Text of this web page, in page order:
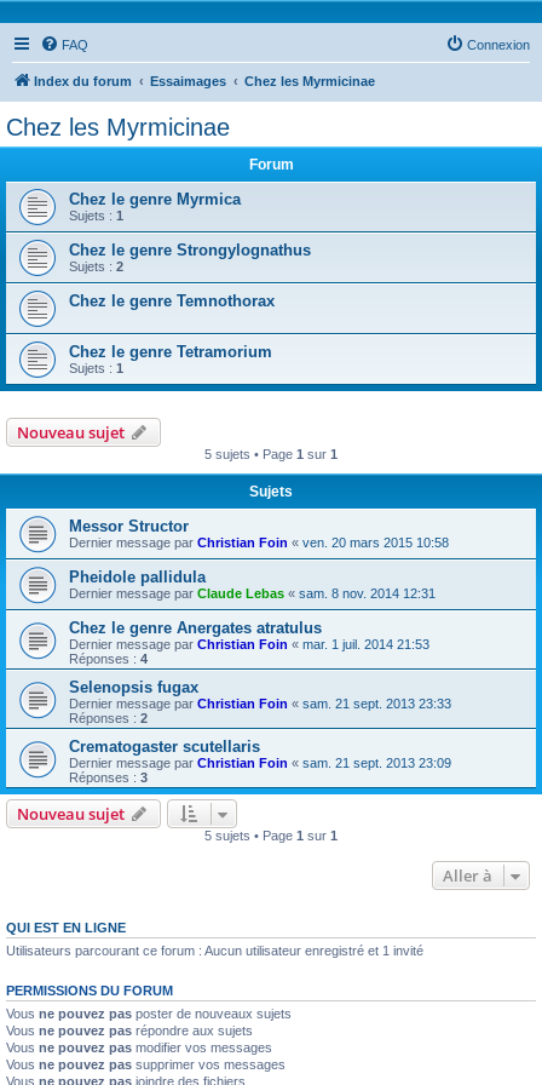
FAQ Connexion
Index du forum Essaimages Chez les Myrmicinae
Chez les Myrmicinae
Forum
Chez le genre Myrmica
Sujets : 1
Chez le genre Strongylognathus
Sujets : 2
Chez le genre Temnothorax
Chez le genre Tetramorium
Sujets : 1
Nouveau sujet
5 sujets • Page 1 sur 1
Sujets
Messor Structor
Dernier message par Christian Foin « ven. 20 mars 2015 10:58
Pheidole pallidula
Dernier message par Claude Lebas « sam. 8 nov. 2014 12:31
Chez le genre Anergates atratulus
Dernier message par Christian Foin « mar. 1 juil. 2014 21:53
Réponses : 4
Selenopsis fugax
Dernier message par Christian Foin « sam. 21 sept. 2013 23:33
Réponses : 2
Crematogaster scutellaris
Dernier message par Christian Foin « sam. 21 sept. 2013 23:09
Réponses : 3
Nouveau sujet
5 sujets • Page 1 sur 1
Aller à
QUI EST EN LIGNE
Utilisateurs parcourant ce forum : Aucun utilisateur enregistré et 1 invité
PERMISSIONS DU FORUM
Vous ne pouvez pas poster de nouveaux sujets
Vous ne pouvez pas répondre aux sujets
Vous ne pouvez pas modifier vos messages
Vous ne pouvez pas supprimer vos messages
Vous ne pouvez pas joindre des fichiers